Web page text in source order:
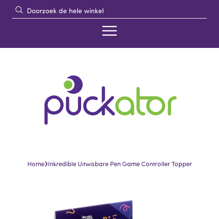
Home›Inkredible Uitwisbare Pen Game Controller Topper